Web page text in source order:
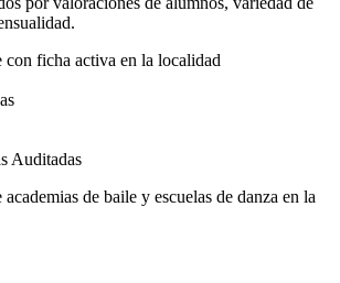
con ficha activa en la localidad
Auditadas
de baile y escuelas de danza en la